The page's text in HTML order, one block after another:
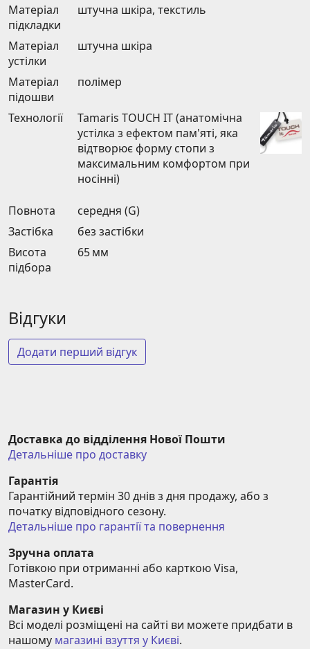
Матеріал
підкладки
штучна шкіра, текстиль
Матеріал
устілки
штучна шкіра
Матеріал
підошви
полімер
Технології
Tamaris TOUCH IT (анатомічна
устілка з ефектом пам'яті, яка
відтворює форму стопи з
максимальним комфортом при
носінні)
Повнота
середня (G)
Застібка
без застібки
Висота
підбора
65 мм
Відгуки
Додати перший відгук
Доставка до відділення Нової Пошти
Детальніше про доставку
Гарантія
Гарантійний термін 30 днів з дня продажу, або з
початку відповідного сезону.
Детальніше про гарантії та повернення
Зручна оплата
Готівкою при отриманні або карткою Visa,
MasterCard.
Магазин у Києві
Всі моделі розміщені на сайті ви можете придбати в
нашому магазині взуття у Києві.